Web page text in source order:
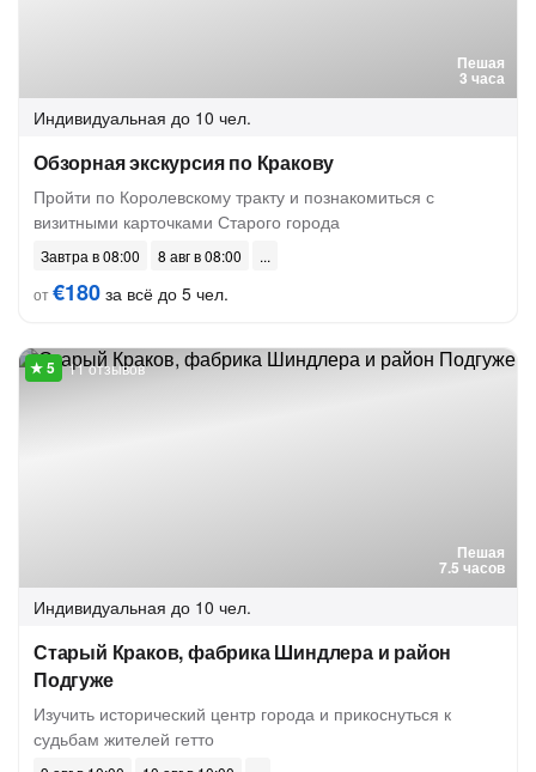
Пешая
3 часа
Индивидуальная до 10 чел.
Обзорная экскурсия по Кракову
Пройти по Королевскому тракту и познакомиться с
визитными карточками Старого города
Завтра в 08:00
8 авг в 08:00
от€180 за всё до 5 чел.
Пешая
7.5 часов
11 отзывов
Индивидуальная до 10 чел.
Старый Краков, фабрика Шиндлера и район
Подгуже
Изучить исторический центр города и прикоснуться к
судьбам жителей гетто